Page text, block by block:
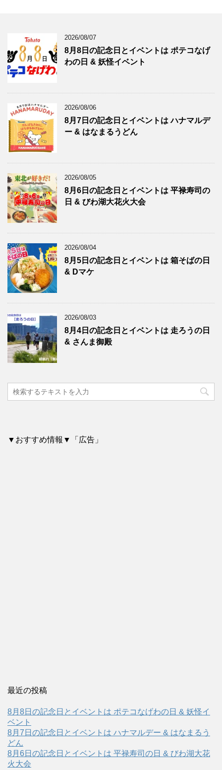
2026/08/07
8月8日の記念日とイベントは ポテコなげ
わの日 & 妖怪イベント
2026/08/06
8月7日の記念日とイベントは ハナマルデ
ー & はなまるうどん
2026/08/05
8月6日の記念日とイベントは 平禄寿司の
日 & びわ湖大花火大会
2026/08/04
8月5日の記念日とイベントは 箱そばの日
& Dマケ
2026/08/03
8月4日の記念日とイベントは 走ろうの日
& さんま御殿
▼おすすめ情報▼「広告」
最近の投稿
8月8日の記念日とイベントは ポテコなげわの日 & 妖怪イ
ベント
8月7日の記念日とイベントは ハナマルデー & はなまるう
どん
8月6日の記念日とイベントは 平禄寿司の日 & びわ湖大花
火大会